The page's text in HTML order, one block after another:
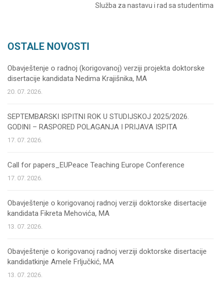
Služba za nastavu i rad sa studentima
OSTALE NOVOSTI
Obavještenje o radnoj (korigovanoj) verziji projekta doktorske
disertacije kandidata Nedima Krajišnika, MA
20. 07. 2026.
SEPTEMBARSKI ISPITNI ROK U STUDIJSKOJ 2025/2026.
GODINI – RASPORED POLAGANJA I PRIJAVA ISPITA
17. 07. 2026.
Call for papers_EUPeace Teaching Europe Conference
17. 07. 2026.
Obavještenje o korigovanoj radnoj verziji doktorske disertacije
kandidata Fikreta Mehovića, MA
13. 07. 2026.
Obavještenje o korigovanoj radnoj verziji doktorske disertacije
kandidatkinje Amele Frljučkić, MA
13. 07. 2026.